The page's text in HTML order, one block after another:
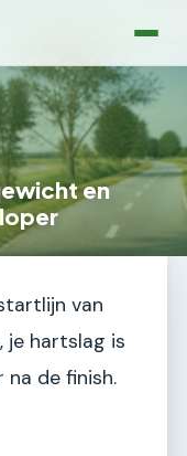
en
van
je hartslag is
de finish.